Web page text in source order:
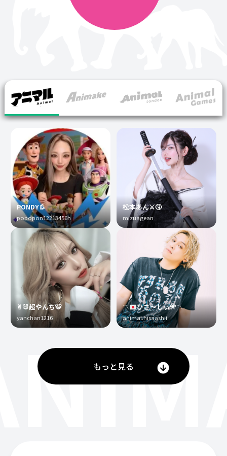
PONDY👢
popopon12213456h
✌︎🐰超やんち🐯
yanchan1216
松本あん⚔️🤧
mizuagean
〽️ ひさ〜しぃ🎌〽️
animal.hisaashii
もっと見る